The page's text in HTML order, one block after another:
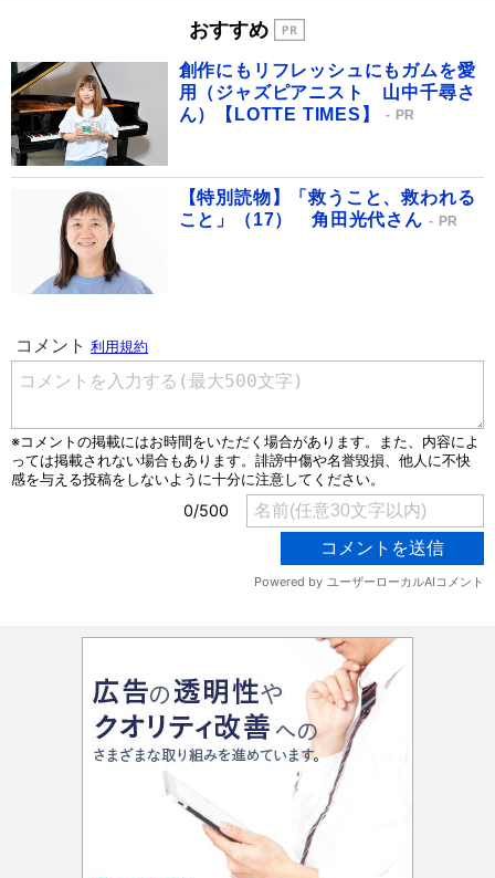
おすすめ
創作にもリフレッシュにもガムを愛
用（ジャズピアニスト 山中千尋さ
ん）【LOTTE TIMES】
PR
【特別読物】「救うこと、救われる
こと」（17） 角田光代さん
PR